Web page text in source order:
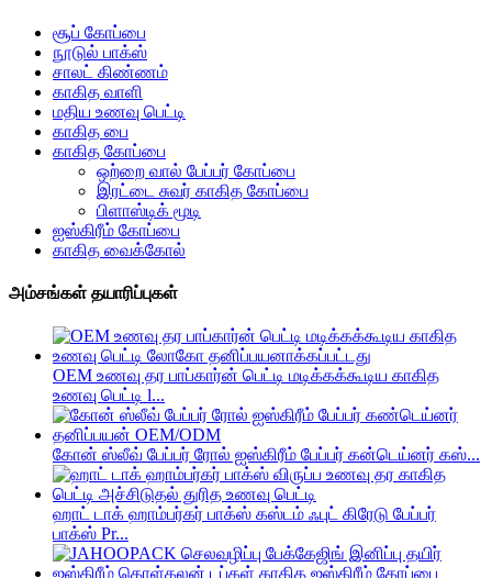
சூப் கோப்பை
நூடுல் பாக்ஸ்
சாலட் கிண்ணம்
காகித வாளி
மதிய உணவு பெட்டி
காகித பை
காகித கோப்பை
ஒற்றை வால் பேப்பர் கோப்பை
இரட்டை சுவர் காகித கோப்பை
பிளாஸ்டிக் மூடி
ஐஸ்கிரீம் கோப்பை
காகித வைக்கோல்
அம்சங்கள் தயாரிப்புகள்
OEM உணவு தர பாப்கார்ன் பெட்டி மடிக்கக்கூடிய காகித
உணவு பெட்டி l...
கோன் ஸ்லீவ் பேப்பர் ரோல் ஐஸ்கிரீம் பேப்பர் கன்டெய்னர் கஸ்...
ஹாட் டாக் ஹாம்பர்கர் பாக்ஸ் கஸ்டம் ஃபுட் கிரேடு பேப்பர்
பாக்ஸ் Pr...